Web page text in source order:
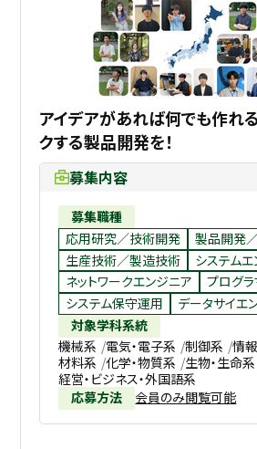
アイデアがあれば何でも作れ
クする製品開発を！
募集内容
募集職種
応用研究／技術開発
製品開発
生産技術／製造技術
システム
ネットワークエンジニア
プログ
システム保守運用
データサイエ
対象学科系統
機械系 電気・電子系 制御系 情
材料系 化学・物質系 生物・生命系
経営・ビジネス・外国語系
応募方法
会員のみ閲覧可能